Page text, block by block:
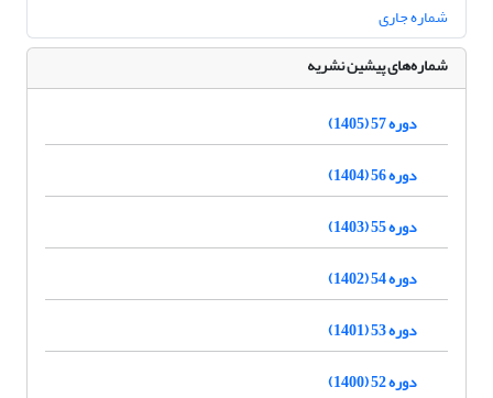
شماره جاری
شماره‌های پیشین نشریه
دوره 57 (1405)
دوره 56 (1404)
دوره 55 (1403)
دوره 54 (1402)
دوره 53 (1401)
دوره 52 (1400)